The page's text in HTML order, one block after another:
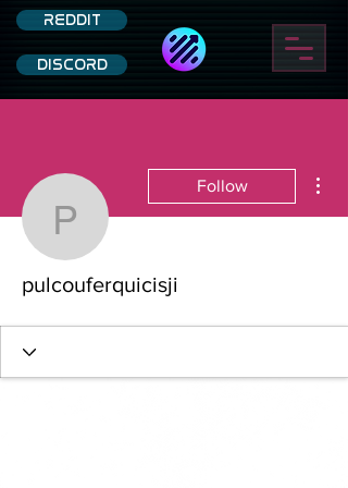
REDDIT
DISCORD
pulcouferquicisji
Follow
pulcouferquicisji